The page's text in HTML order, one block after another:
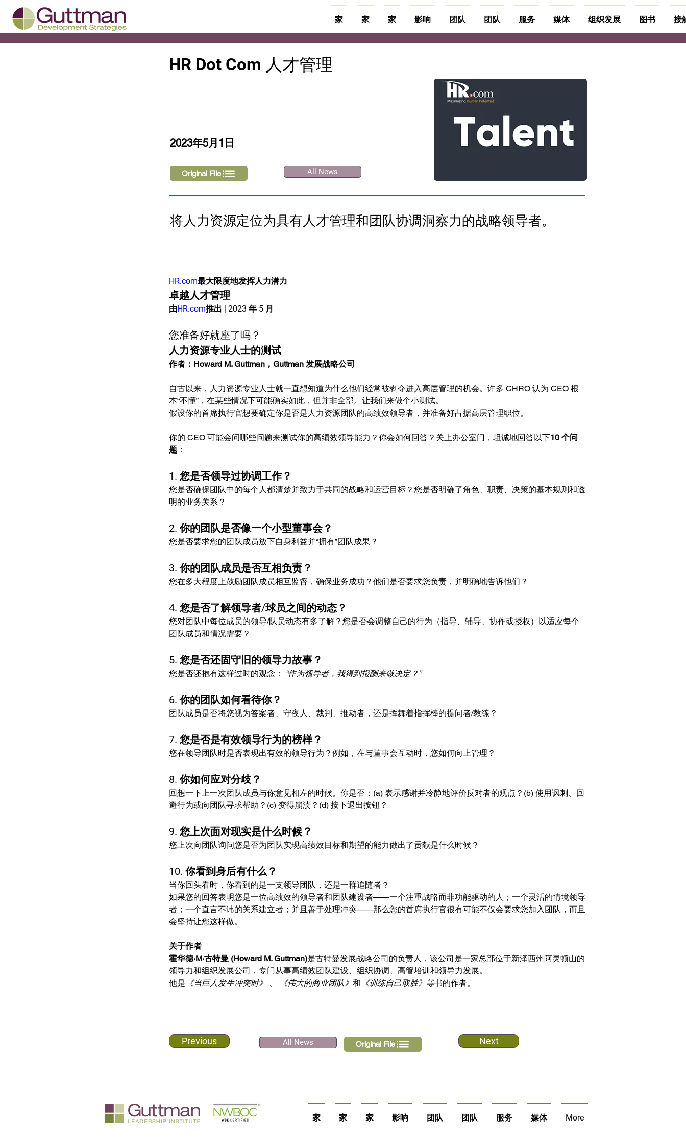
家 家 家 影响 团队 团队 服务 媒体 组织发展 图书 接
< Back
HR Dot Com 人才管理
2023年5月1日
Original File All News
将人力资源定位为具有人才管理和团队协调洞察力的战略领导者。
HR.com最大限度地发挥人力潜力
卓越人才管理
由HR.com推出 | 2023 年 5 月
您准备好就座了吗？
人力资源专业人士的测试
作者：Howard M. Guttman，Guttman 发展战略公司
自古以来，人力资源专业人士就一直想知道为什么他们经常被剥夺进入高层管理的机会。许多 CHRO 认为 CEO 根
本“不懂”，在某些情况下可能确实如此，但并非全部。让我们来做个小测试。
假设你的首席执行官想要确定你是否是人力资源团队的高绩效领导者，并准备好占据高层管理职位。
你的 CEO 可能会问哪些问题来测试你的高绩效领导能力？你会如何回答？关上办公室门，坦诚地回答以下10 个问
题 ：
1. 您是否领导过协调工作？
您是否确保团队中的每个人都清楚并致力于共同的战略和运营目标？您是否明确了角色、职责、决策的基本规则和透
明的业务关系？
2. 你的团队是否像一个小型董事会？
您是否要求您的团队成员放下自身利益并“拥有”团队成果？
3. 你的团队成员是否互相负责？
您在多大程度上鼓励团队成员相互监督，确保业务成功？他们是否要求您负责，并明确地告诉他们？
4. 您是否了解领导者/球员之间的动态？
您对团队中每位成员的领导/队员动态有多了解？您是否会调整自己的行为（指导、辅导、协作或授权）以适应每个
团队成员和情况需要？
5. 您是否还固守旧的领导力故事？
您是否还抱有这样过时的观念： “作为领导者，我得到报酬来做决定？”
6. 你的团队如何看待你？
团队成员是否将您视为答案者、守夜人、裁判、推动者，还是挥舞着指挥棒的提问者/教练？
7. 您是否是有效领导行为的榜样？
您在领导团队时是否表现出有效的领导行为？例如，在与董事会互动时，您如何向上管理？
8. 你如何应对分歧？
回想一下上一次团队成员与你意见相左的时候。你是否：(a) 表示感谢并冷静地评价反对者的观点？(b) 使用讽刺、回
避行为或向团队寻求帮助？(c) 变得崩溃？(d) 按下退出按钮？
9. 您上次面对现实是什么时候？
您上次向团队询问您是否为团队实现高绩效目标和期望的能力做出了贡献是什么时候？
10. 你看到身后有什么？
当你回头看时，你看到的是一支领导团队，还是一群追随者？
如果您的回答表明您是一位高绩效的领导者和团队建设者——一个注重战略而非功能驱动的人；一个灵活的情境领导
者；一个直言不讳的关系建立者；并且善于处理冲突——那么您的首席执行官很有可能不仅会要求您加入团队，而且
会坚持让您这样做。
关于作者
霍华德·M·古特曼 (Howard M. Guttman)是古特曼发展战略公司的负责人，该公司是一家总部位于新泽西州阿灵顿山的
领导力和组织发展公司，专门从事高绩效团队建设、组织协调、高管培训和领导力发展。
他是 《当巨人发生冲突时》 、 《伟大的商业团队》 和 《训练自己取胜》等书的作者。
Previous All News Original File Next
家 家 家 影响 团队 团队 服务 媒体 More